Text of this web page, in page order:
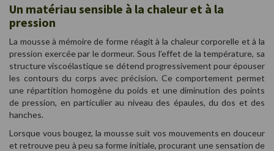
Un matériau sensible à la chaleur et à la
pression
La mousse à mémoire de forme réagit à la chaleur corporelle et à la
pression exercée par le dormeur. Sous l’effet de la température, sa
structure viscoélastique se détend progressivement pour épouser
les contours du corps avec précision. Ce comportement permet
une répartition homogène du poids et une diminution des points
de pression, en particulier au niveau des épaules, du dos et des
hanches.
Lorsque vous bougez, la mousse suit vos mouvements en douceur
et retrouve peu à peu sa forme initiale, procurant une sensation de